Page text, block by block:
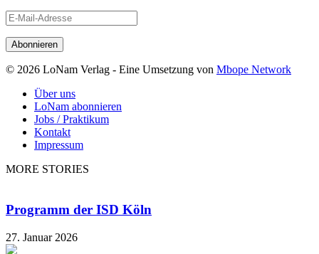
E-
Adresse
© 2026 LoNam Verlag - Eine Umsetzung von Mbope Network
Über uns
LoNam abonnieren
Jobs / Praktikum
Kontakt
Impressum
MORE STORIES
Programm der ISD Köln
27. Januar 2026